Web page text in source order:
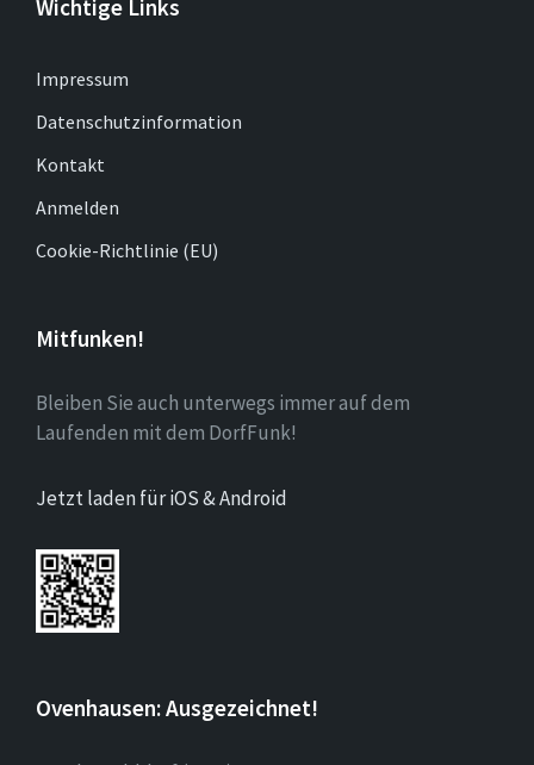
Wichtige Links
Impressum
Datenschutzinformation
Kontakt
Anmelden
Cookie-Richtlinie (EU)
Mitfunken!
Bleiben Sie auch unterwegs immer auf dem
Laufenden mit dem DorfFunk!
Jetzt laden für iOS & Android
Ovenhausen: Ausgezeichnet!